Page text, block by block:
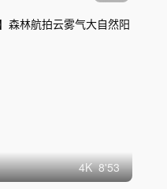
4K 8'53